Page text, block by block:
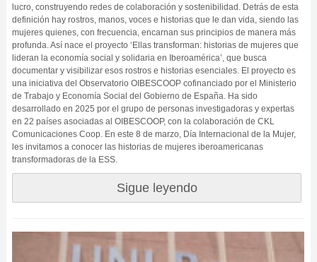
lucro, construyendo redes de colaboración y sostenibilidad. Detrás de esta
definición hay rostros, manos, voces e historias que le dan vida, siendo las
mujeres quienes, con frecuencia, encarnan sus principios de manera más
profunda. Así nace el proyecto ‘Ellas transforman: historias de mujeres que
lideran la economía social y solidaria en Iberoamérica’, que busca
documentar y visibilizar esos rostros e historias esenciales. El proyecto es
una iniciativa del Observatorio OIBESCOOP cofinanciado por el Ministerio
de Trabajo y Economía Social del Gobierno de España. Ha sido
desarrollado en 2025 por el grupo de personas investigadoras y expertas
en 22 países asociadas al OIBESCOOP, con la colaboración de CKL
Comunicaciones Coop. En este 8 de marzo, Día Internacional de la Mujer,
les invitamos a conocer las historias de mujeres iberoamericanas
transformadoras de la ESS.
Sigue leyendo